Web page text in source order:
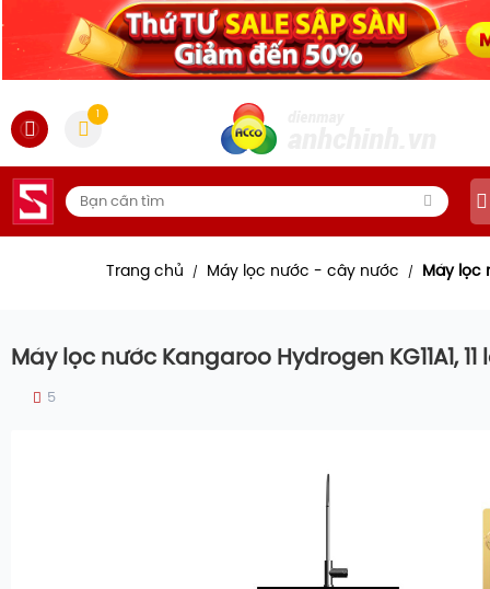
Trang chủ / Máy lọc nước - cây nước / Máy lọc
Máy lọc nước Kangaroo Hydrogen KG11A1, 11
5